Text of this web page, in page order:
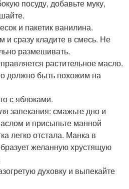
посуду, добавьте муку,
и пакетик ванилина.
и сразу кладите в смесь. Не
размешивать.
растительное масло.
должно быть похожим на
с яблоками.
запекания: смажьте дно и
и присыпьте манной
легко отстала. Манка в
желанную хрустящую
духовку и выпекайте